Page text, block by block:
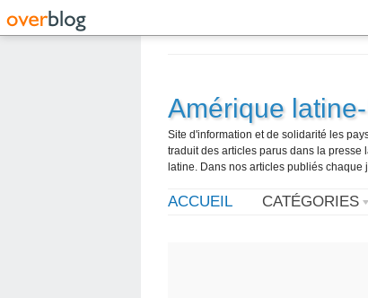
Amérique
Site d'information et de solidarité les
traduit des articles parus dans la
latine. Dans nos articles publiés
ACCUEIL CATÉGORIES